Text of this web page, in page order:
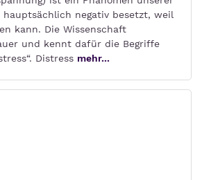
negativ besetzt, weil
kann. Die Wissenschaft
und kennt dafür die Begriffe
Distress mehr...